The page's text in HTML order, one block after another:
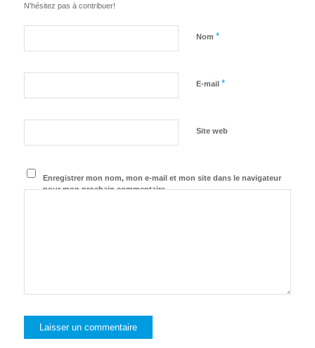
N'hésitez pas à contribuer!
Nom *
E-mail *
Site web
Enregistrer mon nom, mon e-mail et mon site dans le navigateur
pour mon prochain commentaire.